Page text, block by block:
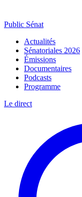
Public Sénat
Actualités
Sénatoriales 2026
Émissions
Documentaires
Podcasts
Programme
Le direct